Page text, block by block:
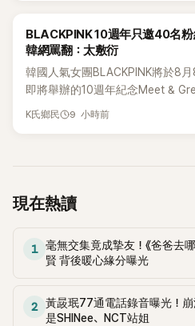
K-POP
BLACKPINK 10週年只邀40名
韓網罵翻：太敷衍
韓國人氣女團BLACKPINK將於8
即將舉辦的10週年紀念Meet &
合體。根據韓媒《MyDaily》7日報
K氏鄉民 9 小時前
現在熱讀
1
毫無交集竟成摯友！《爸爸去哪
賢 背後暖心緣分曝光
2
黃晸珉77通電話錄音曝光！崩
是SHINee、NCT站姐